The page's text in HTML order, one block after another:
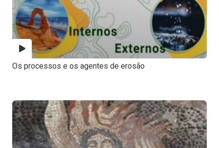
Os processos e os agentes de erosão